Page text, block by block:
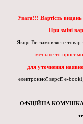
Увага!!! Вартість видань
При зміні
Якщо Ви замовляєте товар
меньше то
для уточнення
електронної версії e-
ОФіЦІЙНА